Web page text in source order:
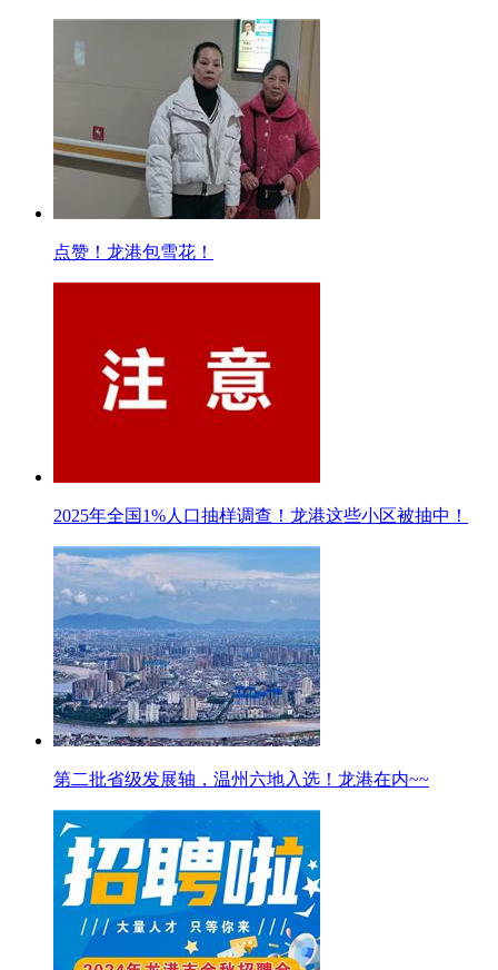
点赞！龙港包雪花！
2025年全国1%人口抽样调查！龙港这些小区被抽中！
第二批省级发展轴，温州六地入选！龙港在内~~